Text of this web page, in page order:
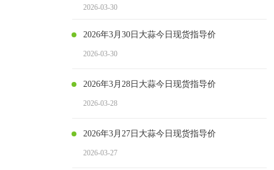
2026-03-30
2026年3月30日大蒜今日现货指导价
2026-03-30
2026年3月28日大蒜今日现货指导价
2026-03-28
2026年3月27日大蒜今日现货指导价
2026-03-27